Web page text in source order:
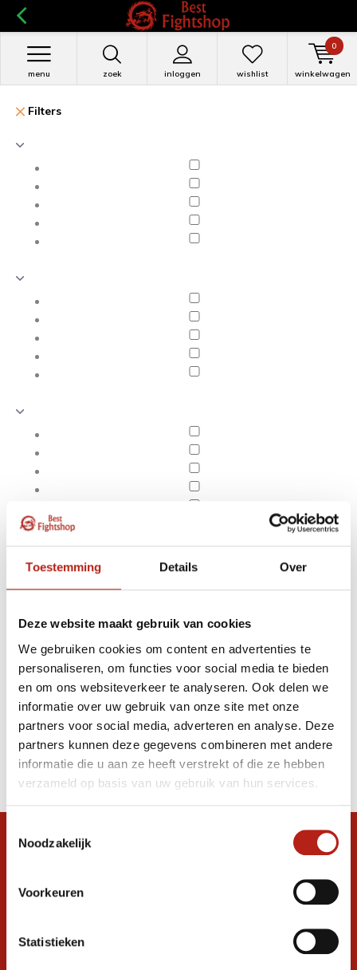
Toestemming Details Over
Deze website maakt gebruik van cookies
We gebruiken cookies om content en advertenties te
personaliseren, om functies voor social media te bieden
en om ons websiteverkeer te analyseren. Ook delen we
informatie over uw gebruik van onze site met onze
partners voor social media, adverteren en analyse. Deze
partners kunnen deze gegevens combineren met andere
informatie die u aan ze heeft verstrekt of die ze hebben
verzameld op basis van uw gebruik van hun services.
Noodzakelijk
Voorkeuren
Statistieken
zoek inloggen
menu wishlist winkelwagen
0
Filters
Apply filters
Producten getagd met
65% Polyester
Producten
Filter
Sorteren op
Snel antwoord op je vraag?
graag verder. 24/7